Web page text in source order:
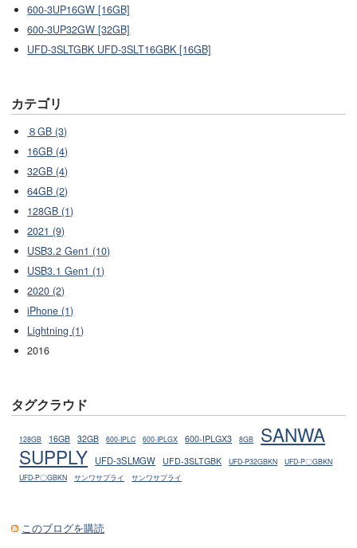
600-3UP16GW [16GB]
600-3UP32GW [32GB]
UFD-3SLTGBK UFD-3SLT16GBK [16GB]
カテゴリ
８GB (3)
16GB (4)
32GB (4)
64GB (2)
128GB (1)
2021 (9)
USB3.2 Gen1 (10)
USB3.1 Gen1 (1)
2020 (2)
iPhone (1)
Lightning (1)
2016
タグクラウド
128GB 16GB 32GB 600-IPLC 600-IPLGX 600-IPLGX3 8GB
SANWA
SUPPLY
UFD-3SLMGW UFD-3SLTGBK UFD-P32GBKN
UFD-P〇GBKN
UFD-P〇GBKN
サンワサプライ サンワサプライ
このブログを購読